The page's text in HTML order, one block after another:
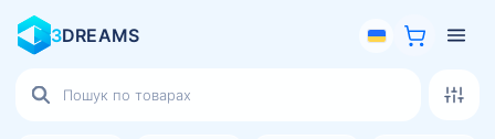
3DREAMS
товарів